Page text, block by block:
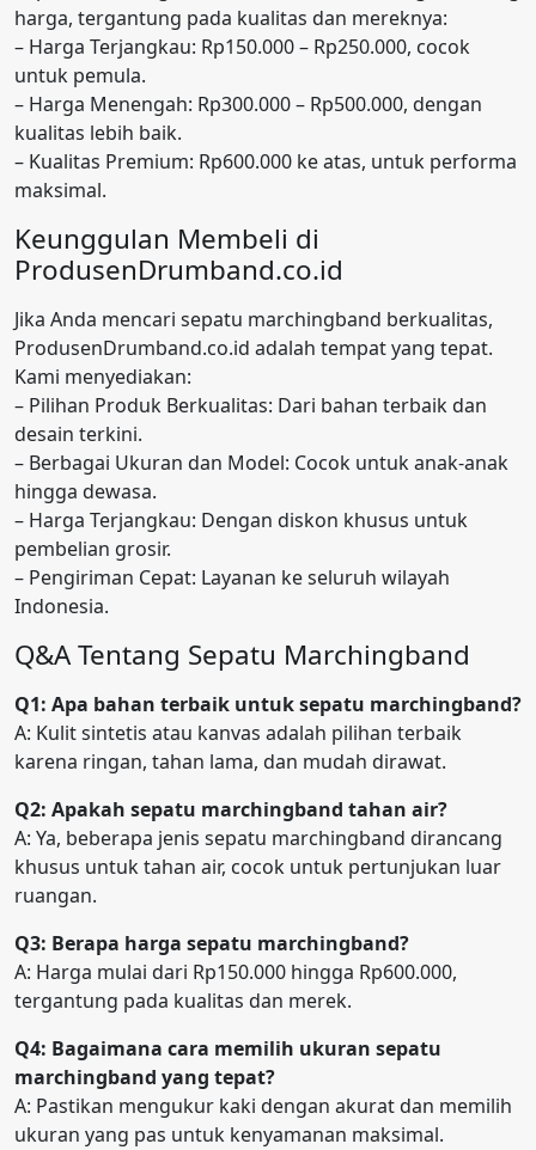
harga, tergantung pada kualitas dan mereknya:
– Harga Terjangkau: Rp150.000 – Rp250.000, cocok
untuk pemula.
– Harga Menengah: Rp300.000 – Rp500.000, dengan
kualitas lebih baik.
– Kualitas Premium: Rp600.000 ke atas, untuk performa
maksimal.
Keunggulan Membeli di
ProdusenDrumband.co.id
Jika Anda mencari sepatu marchingband berkualitas,
ProdusenDrumband.co.id adalah tempat yang tepat.
Kami menyediakan:
– Pilihan Produk Berkualitas: Dari bahan terbaik dan
desain terkini.
– Berbagai Ukuran dan Model: Cocok untuk anak-anak
hingga dewasa.
– Harga Terjangkau: Dengan diskon khusus untuk
pembelian grosir.
– Pengiriman Cepat: Layanan ke seluruh wilayah
Indonesia.
Q&A Tentang Sepatu Marchingband
Q1: Apa bahan terbaik untuk sepatu marchingband?
A: Kulit sintetis atau kanvas adalah pilihan terbaik
karena ringan, tahan lama, dan mudah dirawat.
Q2: Apakah sepatu marchingband tahan air?
A: Ya, beberapa jenis sepatu marchingband dirancang
khusus untuk tahan air, cocok untuk pertunjukan luar
ruangan.
Q3: Berapa harga sepatu marchingband?
A: Harga mulai dari Rp150.000 hingga Rp600.000,
tergantung pada kualitas dan merek.
Q4: Bagaimana cara memilih ukuran sepatu
marchingband yang tepat?
A: Pastikan mengukur kaki dengan akurat dan memilih
ukuran yang pas untuk kenyamanan maksimal.